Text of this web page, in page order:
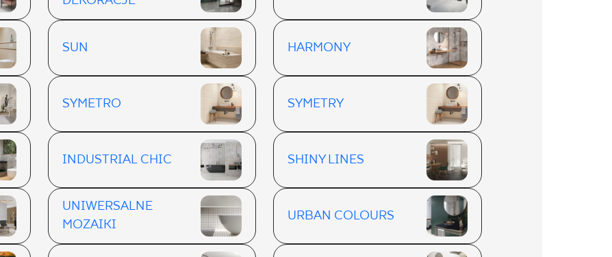
SUN HARMONY
SYMETRO SYMETRY
INDUSTRIAL CHIC SHINY LINES
UNIWERSALNE
MOZAIKI
URBAN COLOURS